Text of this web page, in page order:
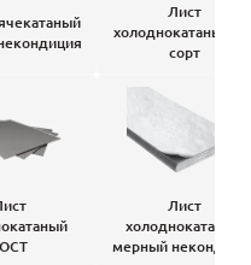
Лист
холоднокатаный 2-
сорт
Лист
холоднокатаный
мерный